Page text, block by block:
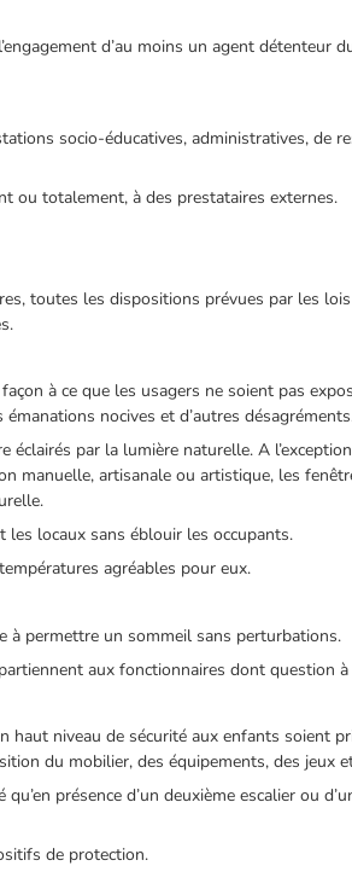
d’au moins un agent détenteur
socio-éducatives, administratives, de
ou totalement, à des prestataires externes.
toutes les dispositions prévues par les
à ce que les usagers ne soient pas
nocives et d’autres
par la lumière naturelle. A
manuelle, artisanale ou artistique, les
les locaux sans éblouir les occupants.
agréables pour eux.
à permettre un sommeil sans perturbations.
aux fonctionnaires dont question à
haut niveau de sécurité aux enfants soient
du mobilier, des équipements, des jeux
présence d’un deuxième escalier ou
de protection.